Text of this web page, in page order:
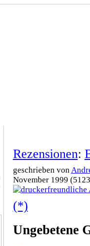
Rezensionen:
geschrieben von
November 1999
(*)
Ungebetene